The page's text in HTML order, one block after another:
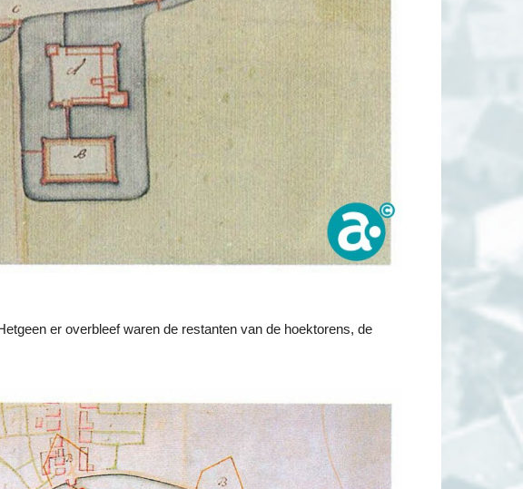
er overbleef waren de restanten van de hoektorens, de